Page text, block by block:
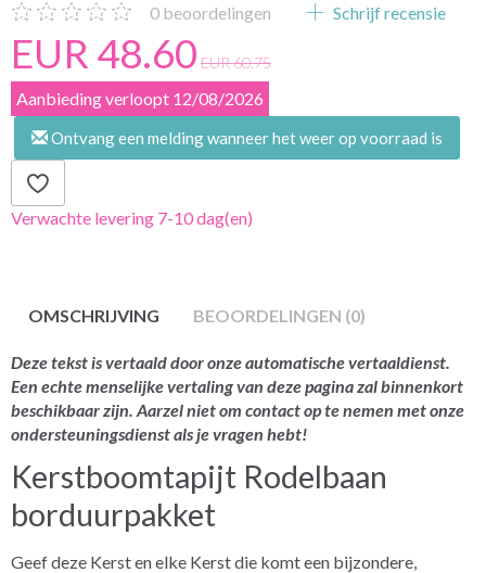
0 beoordelingen Schrijf recensie
EUR 48.60 EUR 60.75
Aanbieding verloopt 12/08/2026
Ontvang een melding wanneer het weer op voorraad is
Verwachte levering 7-10 dag(en)
OMSCHRIJVING BEOORDELINGEN (0)
Deze tekst is vertaald door onze automatische vertaaldienst.
Een echte menselijke vertaling van deze pagina zal binnenkort
beschikbaar zijn. Aarzel niet om contact op te nemen met onze
ondersteuningsdienst als je vragen hebt!
Kerstboomtapijt Rodelbaan
borduurpakket
Geef deze Kerst en elke Kerst die komt een bijzondere,